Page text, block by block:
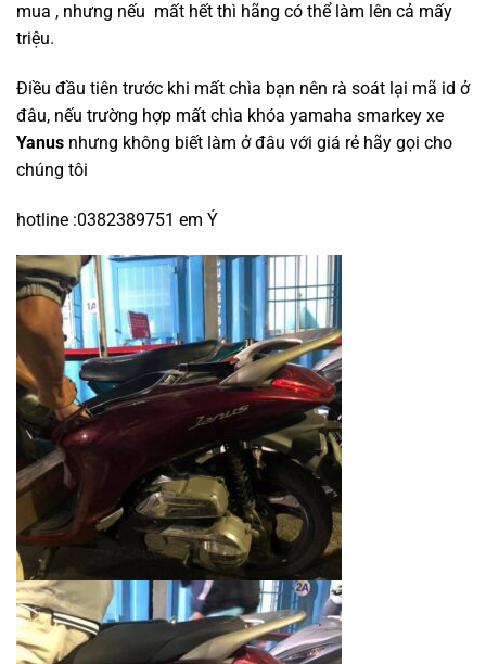
mua , nhưng nếu mất hết thì hãng có thể làm lên cả mấy
triệu.
Điều đầu tiên trước khi mất chìa bạn nên rà soát lại mã id ở
đâu, nếu trường hợp mất chìa khóa yamaha smarkey xe
Yanus nhưng không biết làm ở đâu với giá rẻ hãy gọi cho
chúng tôi
hotline :0382389751 em Ý